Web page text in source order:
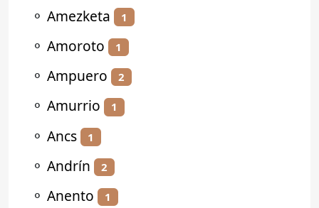
⚬ Amezketa 1
⚬ Amoroto 1
⚬ Ampuero 2
⚬ Amurrio 1
⚬ Ancs 1
⚬ Andrín 2
⚬ Anento 1